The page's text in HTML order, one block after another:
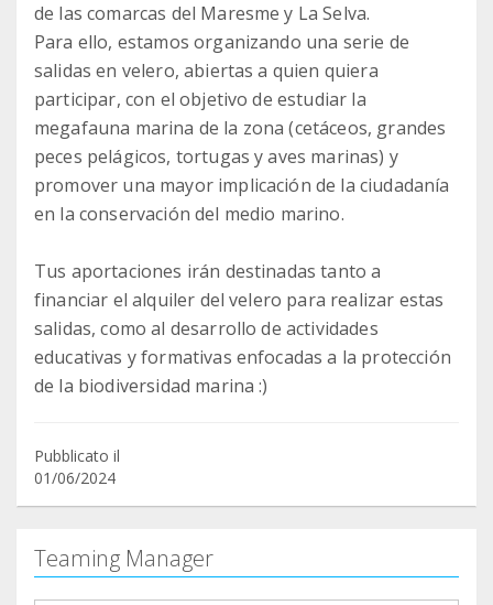
de las comarcas del Maresme y La Selva.
Para ello, estamos organizando una serie de
salidas en velero, abiertas a quien quiera
participar, con el objetivo de estudiar la
megafauna marina de la zona (cetáceos, grandes
peces pelágicos, tortugas y aves marinas) y
promover una mayor implicación de la ciudadanía
en la conservación del medio marino.
Tus aportaciones irán destinadas tanto a
financiar el alquiler del velero para realizar estas
salidas, como al desarrollo de actividades
educativas y formativas enfocadas a la protección
de la biodiversidad marina :)
Pubblicato il
01/06/2024
Teaming Manager